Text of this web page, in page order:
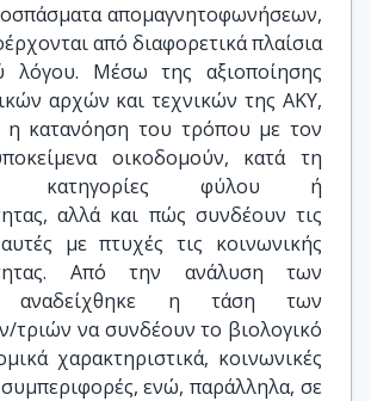
απομαγνητοφωνήσεων,
από διαφορετικά πλαίσια
λόγου. Μέσω της αξιοποίησης
αρχών και τεχνικών της ΑΚΥ,
η κατανόηση του τρόπου με τον
οικοδομούν, κατά τη
κατηγορίες φύλου ή
αλλά και πώς συνδέουν τις
με πτυχές τις κοινωνικής
Από την ανάλυση των
αναδείχθηκε η τάση των
τριών να συνδέουν το βιολογικό
χαρακτηριστικά, κοινωνικές
ενώ, παράλληλα, σε